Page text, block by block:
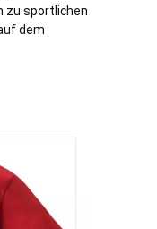
zu sportlichen
dem